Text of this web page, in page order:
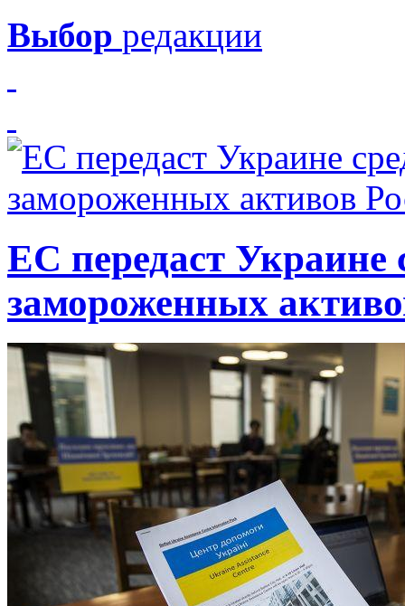
Выбор редакции
ЕС передаст Украине
замороженных